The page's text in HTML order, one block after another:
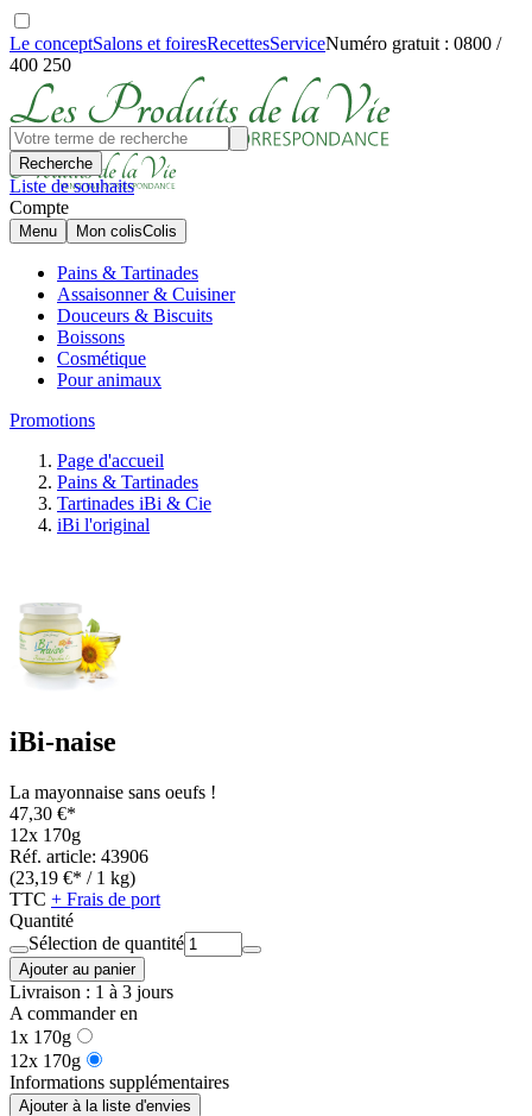
Le conceptSalons et foiresRecettesServiceNuméro gratuit : 0800 /
400 250
Recherche
Liste de souhaits
Compte
Menu Mon colisColis
Pains & Tartinades
Assaisonner & Cuisiner
Douceurs & Biscuits
Boissons
Cosmétique
Pour animaux
Promotions
Page d'accueil
Pains & Tartinades
Tartinades iBi & Cie
iBi l'original
iBi-naise
La mayonnaise sans oeufs !
47,30 €*
12x 170g
Réf. article: 43906
(23,19 €* / 1 kg)
TTC + Frais de port
Quantité
Sélection de quantité
Ajouter au panier
Livraison : 1 à 3 jours
A commander en
1x 170g
12x 170g
Informations supplémentaires
Ajouter à la liste d'envies